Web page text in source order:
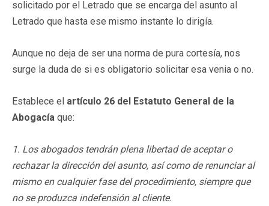
solicitado por el Letrado que se encarga del asunto al
Letrado que hasta ese mismo instante lo dirigía.
Aunque no deja de ser una norma de pura cortesía, nos
surge la duda de si es obligatorio solicitar esa venia o no.
Establece el artículo 26 del Estatuto General de la
Abogacía que:
1. Los abogados tendrán plena libertad de aceptar o
rechazar la dirección del asunto, así como de renunciar al
mismo en cualquier fase del procedimiento, siempre que
no se produzca indefensión al cliente.